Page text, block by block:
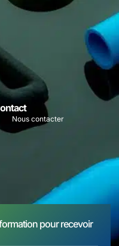
Nous contacter
pour recevoir